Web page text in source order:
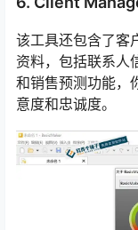
该工具还包含了客
资料，包括联系人
和销售预测功能，
意度和忠诚度。